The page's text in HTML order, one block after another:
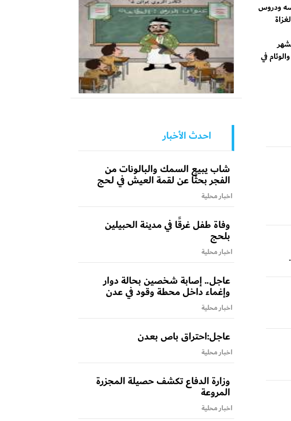
ودروس
في
احدث الأخبار
شاب يبيع السمك والبالونات من
الفجر بحثًا عن لقمة العيش في لحج
اخبار محلية
وفاة طفل غرقًا في مدينة الحبيلين
بلحج
اخبار محلية
عاجل.. إصابة شخصين بحالة دوار
وإغماء داخل محطة وقود في عدن
اخبار محلية
عاجل:احتراق باص بعدن
اخبار محلية
وزارة الدفاع تكشف حصيلة المجزرة
المروعة
اخبار محلية